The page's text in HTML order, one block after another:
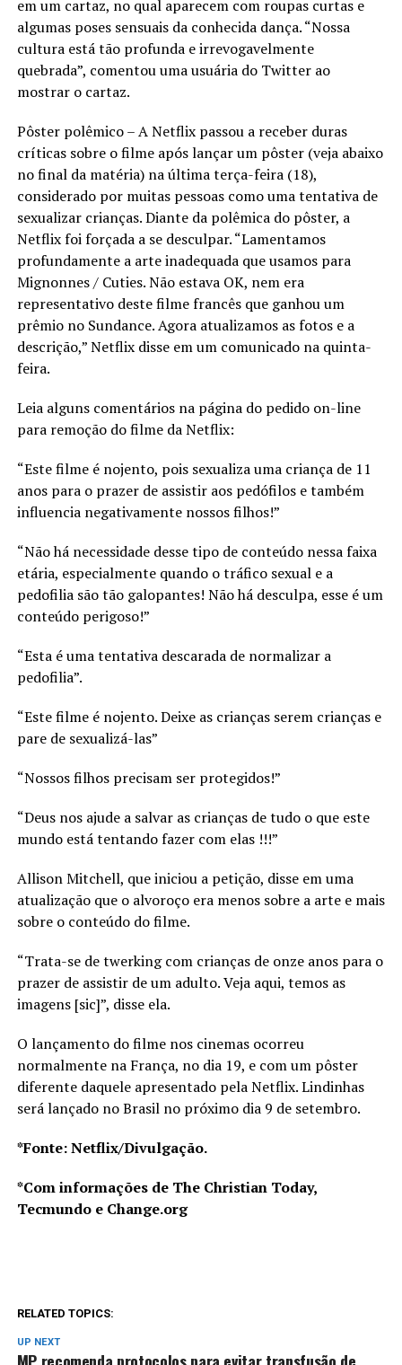
em um cartaz, no qual aparecem com roupas curtas e
algumas poses sensuais da conhecida dança. “Nossa
cultura está tão profunda e irrevogavelmente
quebrada”, comentou uma usuária do Twitter ao
mostrar o cartaz.
Pôster polêmico – A Netflix passou a receber duras
críticas sobre o filme após lançar um pôster (veja abaixo
no final da matéria) na última terça-feira (18),
considerado por muitas pessoas como uma tentativa de
sexualizar crianças. Diante da polêmica do pôster, a
Netflix foi forçada a se desculpar. “Lamentamos
profundamente a arte inadequada que usamos para
Mignonnes / Cuties. Não estava OK, nem era
representativo deste filme francês que ganhou um
prêmio no Sundance. Agora atualizamos as fotos e a
descrição,” Netflix disse em um comunicado na quinta-
feira.
Leia alguns comentários na página do pedido on-line
para remoção do filme da Netflix:
“Este filme é nojento, pois sexualiza uma criança de 11
anos para o prazer de assistir aos pedófilos e também
influencia negativamente nossos filhos!”
“Não há necessidade desse tipo de conteúdo nessa faixa
etária, especialmente quando o tráfico sexual e a
pedofilia são tão galopantes! Não há desculpa, esse é um
conteúdo perigoso!”
“Esta é uma tentativa descarada de normalizar a
pedofilia”.
“Este filme é nojento. Deixe as crianças serem crianças e
pare de sexualizá-las”
“Nossos filhos precisam ser protegidos!”
“Deus nos ajude a salvar as crianças de tudo o que este
mundo está tentando fazer com elas !!!”
Allison Mitchell, que iniciou a petição, disse em uma
atualização que o alvoroço era menos sobre a arte e mais
sobre o conteúdo do filme.
“Trata-se de twerking com crianças de onze anos para o
prazer de assistir de um adulto. Veja aqui, temos as
imagens [sic]”, disse ela.
O lançamento do filme nos cinemas ocorreu
normalmente na França, no dia 19, e com um pôster
diferente daquele apresentado pela Netflix. Lindinhas
será lançado no Brasil no próximo dia 9 de setembro.
*Fonte: Netflix/Divulgação.
*Com informações de The Christian Today,
Tecmundo e Change.org
RELATED TOPICS:
UP NEXT
MP recomenda protocolos para evitar transfusão de